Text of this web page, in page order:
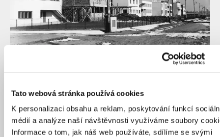
Tato webová stránka používá cookies
K personalizaci obsahu a reklam, poskytování funkcí
médií a analýze naší návštěvnosti využíváme soubory
Informace o tom, jak náš web používáte, sdílíme se svými
A poslední snímek ukazuje regulační plán dle návrhu
Pavla Janáka, na kterém je vidět “šachovnicová”
struktura zástavby.